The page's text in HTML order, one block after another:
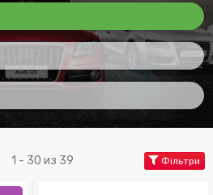
1 - 30 из 39 Фільтри